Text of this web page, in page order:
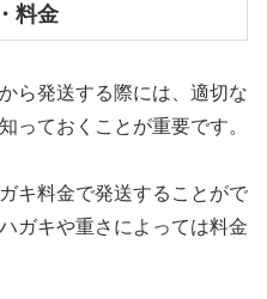
料金
ら発送する際には、適切な
っておくことが重要です。
キ料金で発送することがで
ガキや重さによっては料金